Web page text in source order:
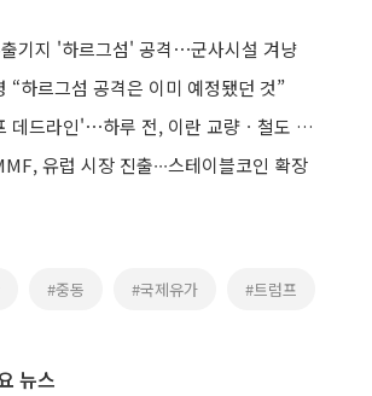
기지 '하르그섬' 공격⋯군사시설 겨냥
“하르그섬 공격은 이미 예정됐던 것”
무색해진 '트럼프 데드라인'⋯하루 전, 이란 교량ㆍ철도 연쇄 타격
유럽 시장 진출∙∙∙스테이블코인 확장
#중동 #국제유가 #트럼프
뉴스